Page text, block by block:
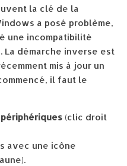
la clé de la
a posé problème,
une incompatibilité
démarche inverse est
mis à jour un
il faut le
(clic droit
avec une icône